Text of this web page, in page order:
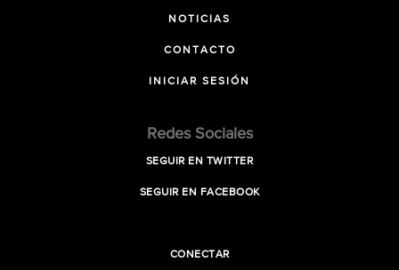
NOTICIAS
CONTACTO
INICIAR SESIÓN
Redes Sociales
SEGUIR EN TWITTER
SEGUIR EN FACEBOOK
CONECTAR